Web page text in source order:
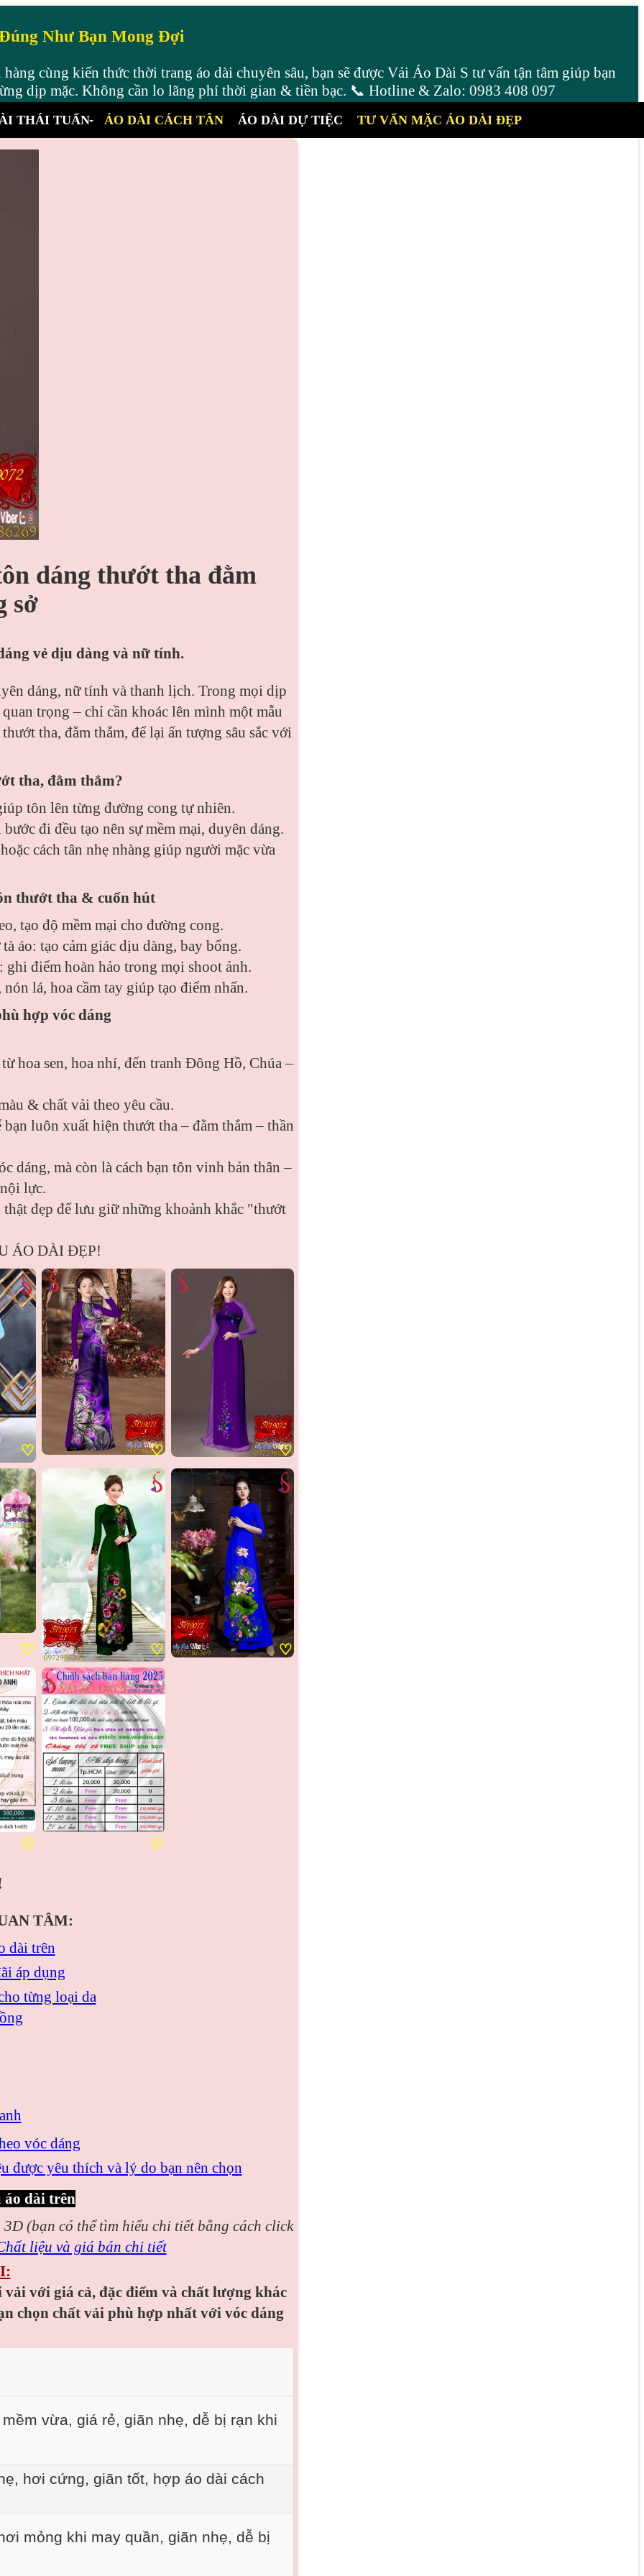
Như Bạn Mong Đợi
cùng kiến thức thời trang áo dài chuyên sâu, bạn sẽ được Vải Áo Dài S tư vấn tận tâm giúp bạn
dịp mặc. Không cần lo lãng phí thời gian & tiền bạc. 📞 Hotline & Zalo: 0983 408 097
THÁI TUẤN ÁO DÀI CÁCH TÂN ÁO DÀI DỰ TIỆC TƯ VẤN MẶC ÁO DÀI ĐẸP
dáng thướt tha đằm
sở
vẻ dịu dàng và nữ tính.
dáng, nữ tính và thanh lịch. Trong mọi dịp
trọng – chỉ cần khoác lên mình một mẫu
tha, đằm thắm, để lại ấn tượng sâu sắc với
tha, đằm thắm?
tôn lên từng đường cong tự nhiên.
đi đều tạo nên sự mềm mại, duyên dáng.
cách tân nhẹ nhàng giúp người mặc vừa
thướt tha & cuốn hút
tạo độ mềm mại cho đường cong.
áo: tạo cảm giác dịu dàng, bay bổng.
điểm hoàn hảo trong mọi shoot ảnh.
lá, hoa cầm tay giúp tạo điểm nhấn.
hợp vóc dáng
hoa sen, hoa nhí, đến tranh Đông Hồ, Chúa –
& chất vải theo yêu cầu.
luôn xuất hiện thướt tha – đằm thắm – thần
dáng, mà còn là cách bạn tôn vinh bản thân –
lực.
đẹp để lưu giữ những khoảnh khắc "thướt
ÁO DÀI ĐẸP!
♡ ♡ ♡
♡ ♡ ♡
♡ ♡
TÂM:
dài trên
áp dụng
từng loại da
vóc dáng
được yêu thích và lý do bạn nên chọn
áo dài trên
(bạn có thể tìm hiểu chi tiết bằng cách click
liệu và giá bán chi tiết
với giá cả, đặc điểm và chất lượng khác
chọn chất vải phù hợp nhất với vóc dáng
vừa, giá rẻ, giãn nhẹ, dễ bị rạn khi
hơi cứng, giãn tốt, hợp áo dài cách
mỏng khi may quần, giãn nhẹ, dễ bị